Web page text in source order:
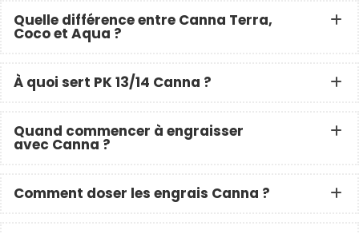
Quelle différence entre Canna Terra,
Coco et Aqua ?
À quoi sert PK 13/14 Canna ?
Quand commencer à engraisser
avec Canna ?
Comment doser les engrais Canna ?